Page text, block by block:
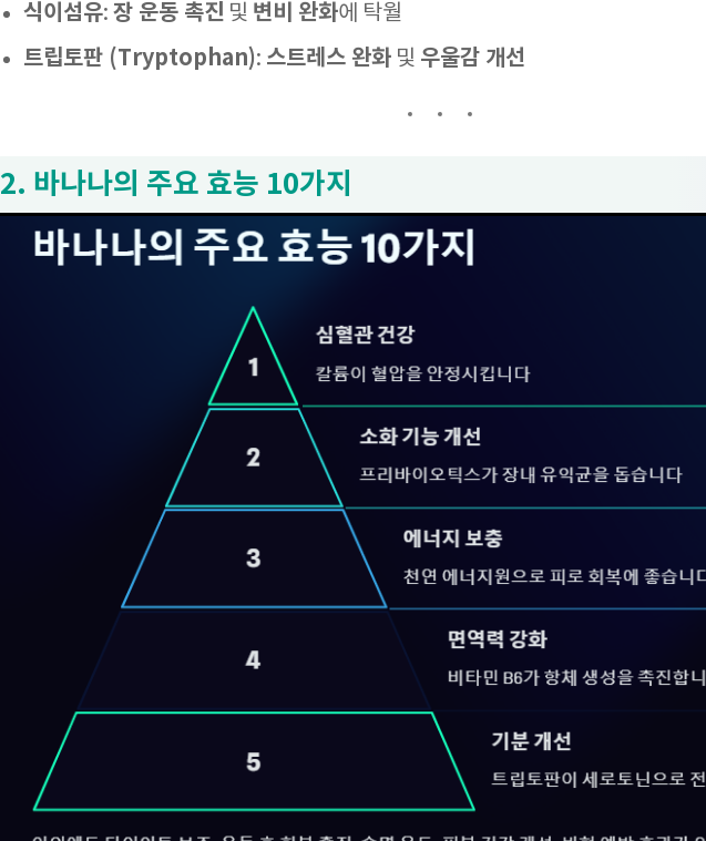
식이섬유: 장 운동 촉진 및 변비 완화에 탁월
트립토판 (Tryptophan): 스트레스 완화 및 우울감 개선
2. 바나나의 주요 효능 10가지